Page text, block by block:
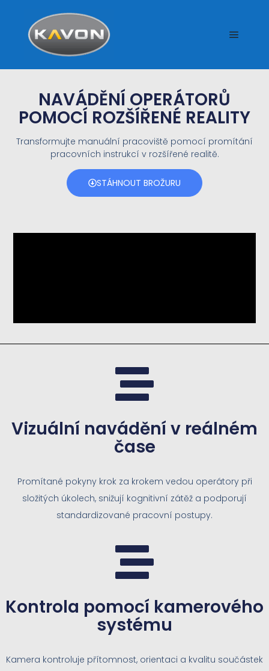
Transformujte manuální pracoviště pomocí promítání
pracovních instrukcí v rozšířené realitě.
NAVÁDĚNÍ OPERÁTORŮ
POMOCÍ ROZŠÍŘENÉ REALITY
STÁHNOUT BROŽURU
Vizuální navádění v reálném
čase
Promítané pokyny krok za krokem vedou operátory při
složitých úkolech, snižují kognitivní zátěž a podporují
standardizované pracovní postupy.
Kontrola pomocí kamerového
systému
Kamera kontroluje přítomnost, orientaci a kvalitu součástek